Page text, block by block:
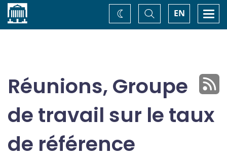
Accueil EN
Basculer
la
recherche
Changez
de
Réunions, Groupe
de travail sur le taux
de référence